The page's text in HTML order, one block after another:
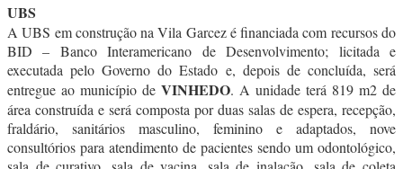
UBS
A UBS em construção na Vila Garcez é financiada com recursos do
BID – Banco Interamericano de Desenvolvimento; licitada e
executada pelo Governo do Estado e, depois de concluída, será
entregue ao município de VINHEDO. A unidade terá 819 m2 de
área construída e será composta por duas salas de espera, recepção,
fraldário, sanitários masculino, feminino e adaptados, nove
consultórios para atendimento de pacientes sendo um odontológico,